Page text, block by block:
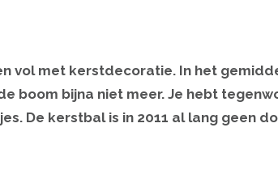
vol met kerstdecoratie. In het
boom bijna niet meer. Je hebt
De kerstbal is in 2011 al lang geen